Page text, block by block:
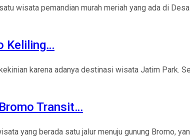
wisata pemandian murah meriah yang ada di
Keliling…
karena adanya destinasi wisata Jatim Park.
Transit…
yang berada satu jalur menuju gunung Bromo,